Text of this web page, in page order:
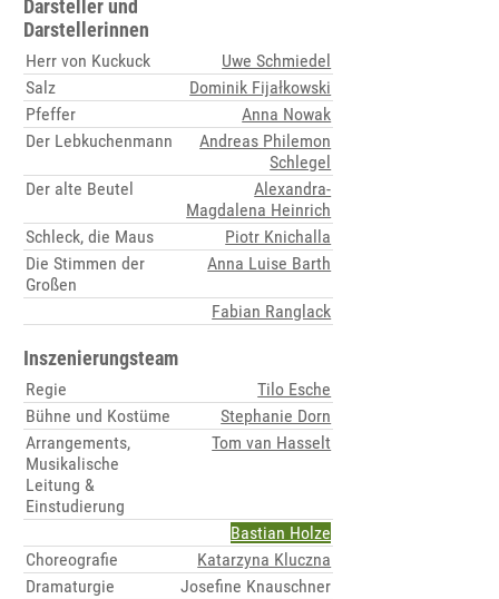
Darsteller und
Darstellerinnen
Herr von Kuckuck
Uwe Schmiedel
Salz
Dominik Fijałkowski
Pfeffer
Anna Nowak
Der Lebkuchenmann
Andreas Philemon
Schlegel
Der alte Beutel
Alexandra-
Magdalena Heinrich
Schleck, die Maus
Piotr Knichalla
Die Stimmen der
Großen
Anna Luise Barth
Fabian Ranglack
Inszenierungsteam
Regie
Tilo Esche
Bühne und Kostüme
Stephanie Dorn
Arrangements,
Musikalische
Leitung &
Einstudierung
Tom van Hasselt
Bastian Holze
Choreografie
Katarzyna Kluczna
Dramaturgie
Josefine Knauschner